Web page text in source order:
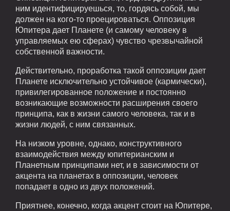
ним идентифицируешься, то, гордясь собой, мы
должен на кого-то проецироваться. Оппозиция
Юпитера дает Планете (и самому человеку в
управляемых ею сферах) чувство чрезвычайной
собственной важности.
Действительно, проработка такой оппозиции дает
Планете исключительно устойчивое (кармически),
привилегированное положение и постоянно
возникающие возможности расширения своего
принципа, как в жизни самого человека, так и в
жизни людей, с ним связанных.
На низком уровне, однако, конструктивного
взаимодействия между юпитерианским и
Планетным принципами нет, и в зависимости от
акцента на планетах в оппозиции, человек
попадает в одно из двух положений.
Приятнее, конечно, когда акцент стоит на Юпитере,